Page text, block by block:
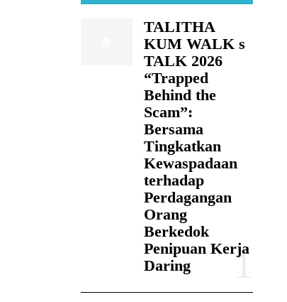
TALITHA
KUM WALK s
TALK 2026
“Trapped
Behind the
Scam”:
Bersama
Tingkatkan
Kewaspadaan
terhadap
Perdagangan
Orang
Berkedok
Penipuan Kerja
Daring